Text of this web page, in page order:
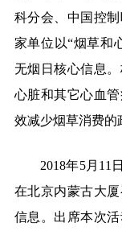
科分会、中国控
家单位以“烟草和
无烟日核心信息
心脏和其它心血
效减少烟草消费的
2018年5月 11
在北京内蒙古大
信息。出席本次